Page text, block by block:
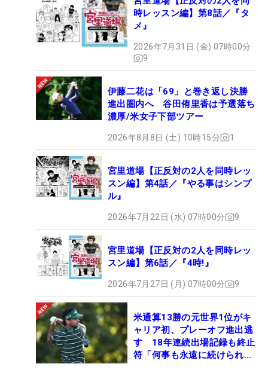
時レッスン編】第8話／『タ
メ』
2026年7月31日 (金) 07時00分
9
伊藤二花は「69」と巻き返し決勝
進出圏内へ 谷田侑里香は予選落ち
濃厚/米女子下部ツアー
2026年8月8日 (土) 10時15分 1
宮里道場【正反対の2人を同時レッ
スン編】第4話／『やる事はシンプ
ル』
2026年7月22日 (水) 07時00分 9
宮里道場【正反対の2人を同時レッ
スン編】第6話／『4時!』
2026年7月27日 (月) 07時00分 9
米通算13勝の元世界1位がキ
ャリア初、プレーオフ進出逃
す 18年連続出場記録も終止
符「何事も永遠に続けられな